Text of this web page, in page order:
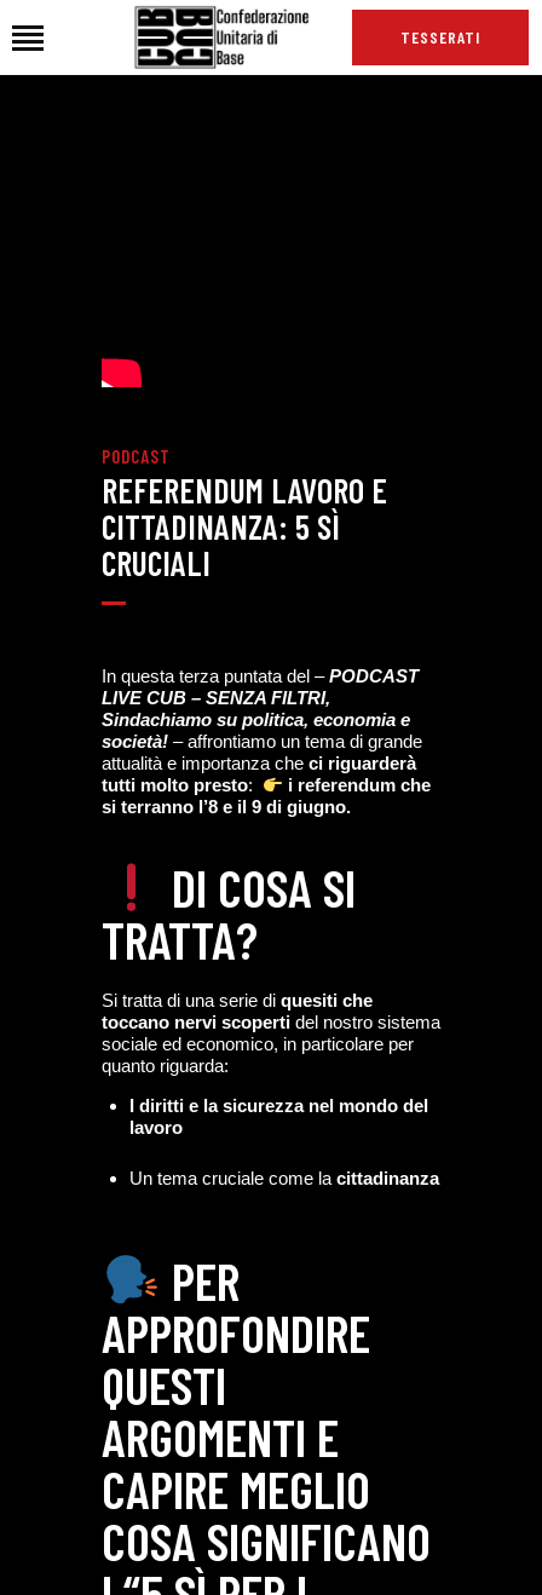
TESSERATI
TG CUB
INTERNAZIONALE
PODCAST
REFERENDUM LAVORO E
CITTADINANZA: 5 SÌ
CRUCIALI
In questa terza puntata del –PODCAST
LIVE CUB – SENZA FILTRI,
Sindachiamo su politica, economia e
società! – affrontiamo un tema di grande
attualità e importanza che ci riguarderà
tutti molto presto:
i referendum che
si terranno l’8 e il 9 di giugno.
DI COSA SI
TRATTA?
Si tratta di una serie di quesiti che
toccano nervi scoperti del nostro sistema
sociale ed economico, in particolare per
quanto riguarda:
I diritti e la sicurezza nel mondo del
lavoro
Un tema cruciale come la cittadinanza
PER
APPROFONDIRE
QUESTI
ARGOMENTI E
CAPIRE MEGLIO
COSA SIGNIFICANO